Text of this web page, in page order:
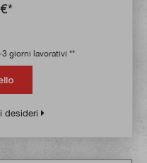
giorni lavorativi **
desideri